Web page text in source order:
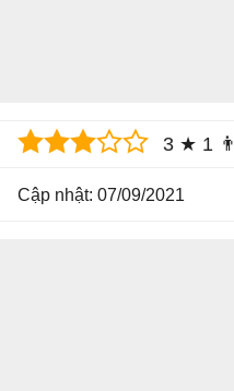
3 ★ 1 👨
Cập nhật: 07/09/2021